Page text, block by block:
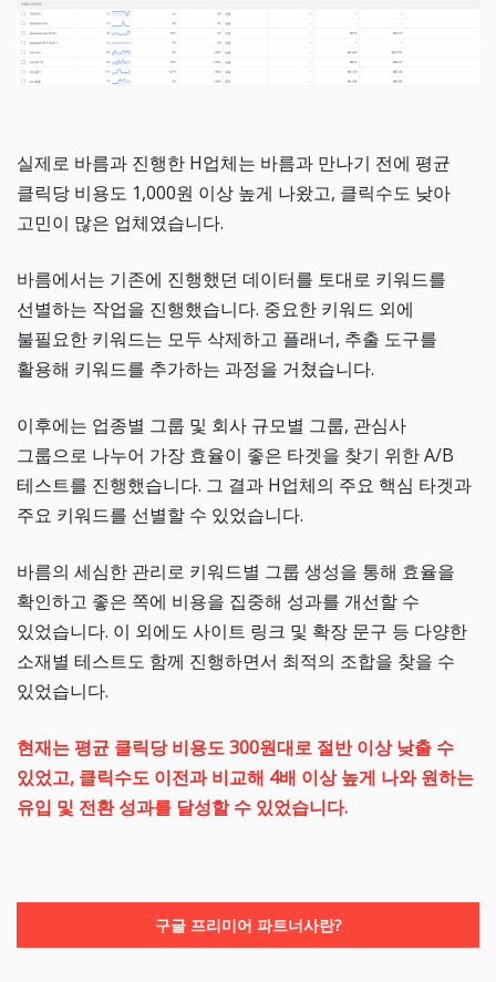
실제로 바름과 진행한 H업체는 바름과 만나기 전에 평균
클릭당 비용도 1,000원 이상 높게 나왔고, 클릭수도 낮아
고민이 많은 업체였습니다.
바름에서는 기존에 진행했던 데이터를 토대로 키워드를
선별하는 작업을 진행했습니다. 중요한 키워드 외에
불필요한 키워드는 모두 삭제하고 플래너, 추출 도구를
활용해 키워드를 추가하는 과정을 거쳤습니다.
이후에는 업종별 그룹 및 회사 규모별 그룹, 관심사
그룹으로 나누어 가장 효율이 좋은 타겟을 찾기 위한 A/B
테스트를 진행했습니다. 그 결과 H업체의 주요 핵심 타겟과
주요 키워드를 선별할 수 있었습니다.
바름의 세심한 관리로 키워드별 그룹 생성을 통해 효율을
확인하고 좋은 쪽에 비용을 집중해 성과를 개선할 수
있었습니다. 이 외에도 사이트 링크 및 확장 문구 등 다양한
소재별 테스트도 함께 진행하면서 최적의 조합을 찾을 수
있었습니다.
현재는 평균 클릭당 비용도 300원대로 절반 이상 낮출 수
있었고, 클릭수도 이전과 비교해 4배 이상 높게 나와 원하는
유입 및 전환 성과를 달성할 수 있었습니다.
구글 프리미어 파트너사란?